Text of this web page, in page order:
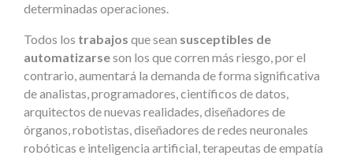
determinadas operaciones.
Todos los trabajos que sean susceptibles de
automatizarseson los que corren más riesgo, por el
contrario, aumentará la demanda de forma significativa
de analistas, programadores, científicos de datos,
arquitectos de nuevas realidades, diseñadores de
órganos, robotistas, diseñadores de redes neuronales
robóticas e inteligencia artificial, terapeutas de empatía